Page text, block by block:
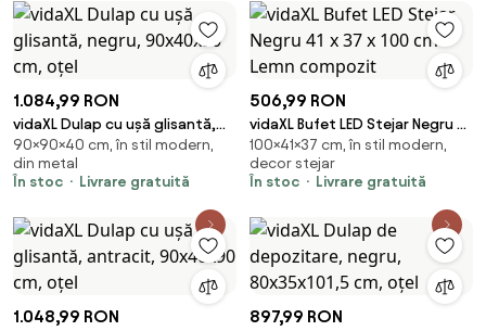
1.084,99 RON
vidaXL Dulap cu ușă glisantă,
negru, 90x40x90 cm, oțel
90×90×40 cm, în stil modern,
din metal
În stoc
Livrare gratuită
506,99 RON
vidaXL Bufet LED Stejar Negru 41
x 37 x 100 cm Lemn compozit
100×41×37 cm, în stil modern,
decor stejar
În stoc
Livrare gratuită
1.048,99 RON 897,99 RON